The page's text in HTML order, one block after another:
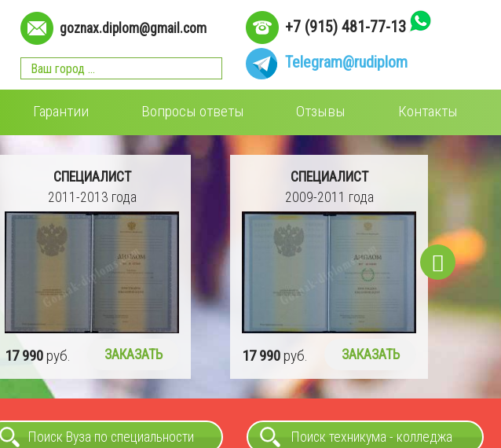
goznax.diplom@gmail.com
+7 (915) 481-77-13
Telegram@rudiplom
Гарантии Вопросы ответы Отзывы Контакты
СПЕЦИАЛИСТ
2009-2011 года
17 990 руб. ЗАКАЗАТЬ
СПЕЦИАЛИСТ
2004-2008 года
16 990руб. ЗАКАЗАТЬ
15
Поиск Вуза по специальности Поиск техникума - колледжа